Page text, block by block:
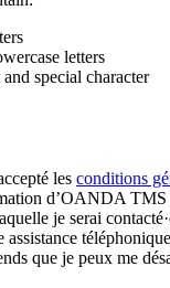
letters
special character
les conditions
d’OANDA
je serai
assistance
que je peux me